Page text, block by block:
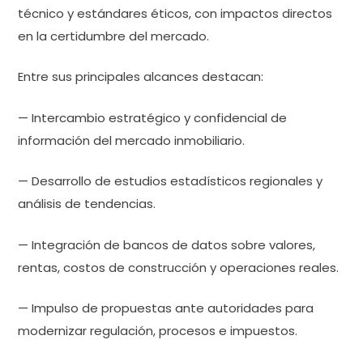
técnico y estándares éticos, con impactos directos
en la certidumbre del mercado.
Entre sus principales alcances destacan:
— Intercambio estratégico y confidencial de
información del mercado inmobiliario.
— Desarrollo de estudios estadísticos regionales y
análisis de tendencias.
— Integración de bancos de datos sobre valores,
rentas, costos de construcción y operaciones reales.
— Impulso de propuestas ante autoridades para
modernizar regulación, procesos e impuestos.